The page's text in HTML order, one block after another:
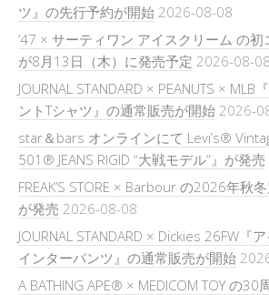
ツ』の先行予約が開始 2026-08-08
’47 × サーティワン アイスクリーム の
が8月13日（木）に発売予定 2026-08-08
JOURNAL STANDARD × PEANUTS × MLB
ントTシャツ』の通常販売が開始 2026-
star＆bars オンラインにて Levi’s®
501® JEANS RIGID “大戦モデル”』が発売
FREAK’S STORE × Barbour の2026年秋
が発売 2026-08-08
JOURNAL STANDARD × Dickies 26FW『
インターパンツ』の通常販売が開始
A BATHING APE® × MEDICOM TOY の30